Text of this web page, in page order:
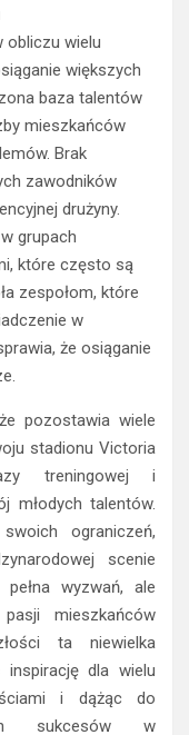
obliczu wielu
większych
baza talentów
mieszkańców
Brak
zawodników
drużyny.
grupach
które często są
zespołom, które
w
że osiąganie
pozostawia wiele
stadionu Victoria
treningowej i
młodych talentów.
ograniczeń,
scenie
wyzwań, ale
mieszkańców
ta niewielka
dla wielu
i dążąc do
sukcesów w